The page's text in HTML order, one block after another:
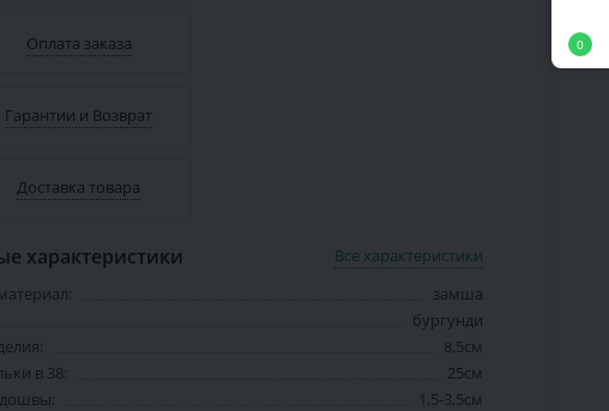
0
Оплата заказа
Гарантии и Возврат
Доставка товара
характеристики
Все характеристики
замша
бургунди
8,5см
в 38:
25см
1,5-3,5см